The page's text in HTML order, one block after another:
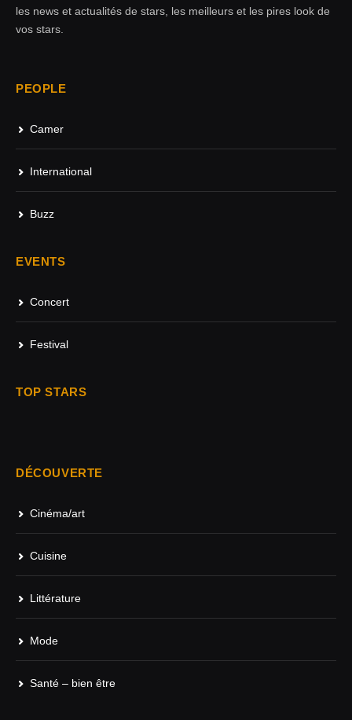
les news et actualités de stars, les meilleurs et les pires look de
vos stars.
PEOPLE
Camer
International
Buzz
EVENTS
Concert
Festival
TOP STARS
DÉCOUVERTE
Cinéma/art
Cuisine
Littérature
Mode
Santé – bien être